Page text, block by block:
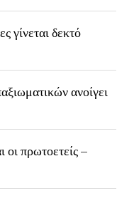
γίνεται δεκτό
ανοίγει
πρωτοετείς –